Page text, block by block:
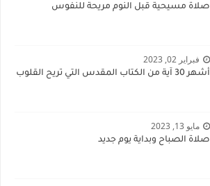
صلاة مسيحية قبل النوم مريحة للنفوس
فبراير 02, 2023
أشهر 30 آية من الكتاب المقدس التي تريح القلوب
مايو 13, 2023
صلاة الصباح وبداية يوم جديد